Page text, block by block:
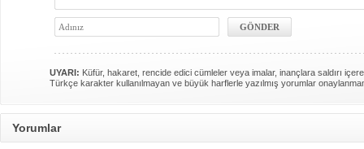
UYARI: Küfür, hakaret, rencide edici cümleler veya imalar, inançlara saldırı
Türkçe karakter kullanılmayan ve büyük harflerle yazılmış yorumlar
Yorumlar